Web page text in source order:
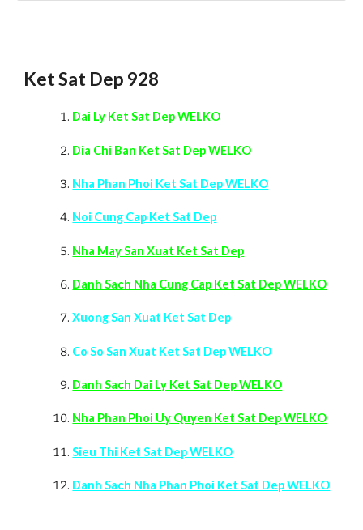
Ket Sat Dep 928
Dai Ly Ket Sat Dep WELKO
Dia Chi Ban Ket Sat Dep WELKO
Nha Phan Phoi Ket Sat Dep WELKO
Noi Cung Cap Ket Sat Dep
Nha May San Xuat Ket Sat Dep
Danh Sach Nha Cung Cap Ket Sat Dep WELKO
Xuong San Xuat Ket Sat Dep
Co So San Xuat Ket Sat Dep WELKO
Danh Sach Dai Ly Ket Sat Dep WELKO
Nha Phan Phoi Uy Quyen Ket Sat Dep WELKO
Sieu Thi Ket Sat Dep WELKO
Danh Sach Nha Phan Phoi Ket Sat Dep WELKO